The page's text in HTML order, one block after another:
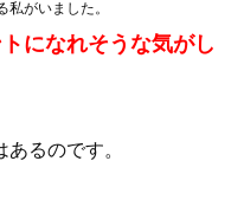
私がいました。
になれそうな気がし
るのです。